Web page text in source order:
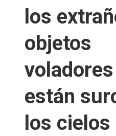
los
objetos
están
los cielos